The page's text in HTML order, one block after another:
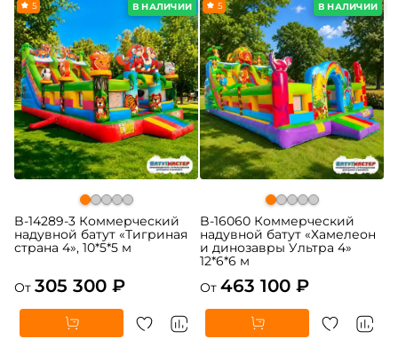
В НАЛИЧИИ
5
B-14289-3 Коммерческий
надувной батут «Тигриная
страна 4», 10*5*5 м
От 305 300 ₽
В НАЛИЧИИ
5
B-16060 Коммерческий
надувной батут «Хамелеон
и динозавры Ультра 4»
12*6*6 м
От 463 100 ₽